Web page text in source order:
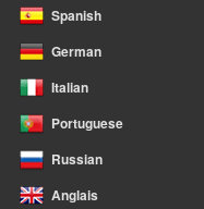
Spanish
German
Italian
Portuguese
Russian
Anglais